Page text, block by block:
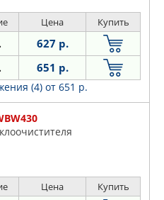
Цена Купить
627 р.
651 р.
(4) от 651 р.
Цена Купить